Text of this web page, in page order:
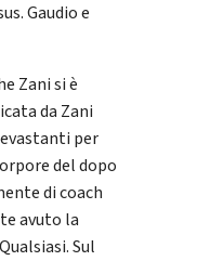
Gaudio e
Zani si è
da Zani
per
del dopo
di coach
avuto la
Sul